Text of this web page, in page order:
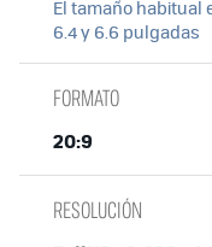
El tamaño habitual
6.4 y 6.6 pulgadas
FORMATO
20:9
RESOLUCIÓN